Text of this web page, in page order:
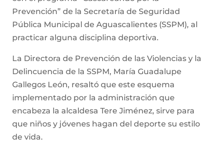
Prevención” de la Secretaría de Seguridad
Pública Municipal de Aguascalientes (SSPM), al
practicar alguna disciplina deportiva.
La Directora de Prevención de las Violencias y la
Delincuencia de la SSPM, María Guadalupe
Gallegos León, resaltó que este esquema
implementado por la administración que
encabeza la alcaldesa Tere Jiménez, sirve para
que niños y jóvenes hagan del deporte su estilo
de vida.